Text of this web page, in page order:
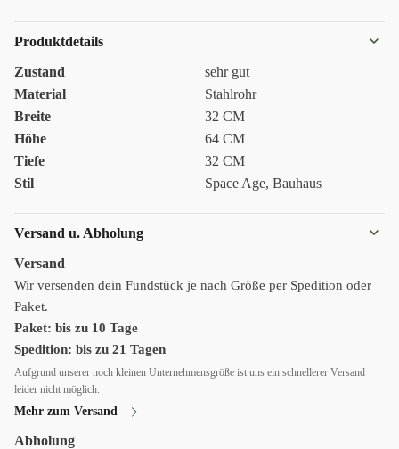
Produktdetails
Zustand
sehr gut
Material
Stahlrohr
Breite
32 CM
Höhe
64 CM
Tiefe
32 CM
Stil
Space Age, Bauhaus
Versand u. Abholung
Versand
Wir versenden dein Fundstück je nach Größe per Spedition oder
Paket.
Paket: bis zu 10 Tage
Spedition: bis zu 21 Tagen
Aufgrund unserer noch kleinen Unternehmensgröße ist uns ein schnellerer Versand
leider nicht möglich.
Mehr zum Versand
Abholung